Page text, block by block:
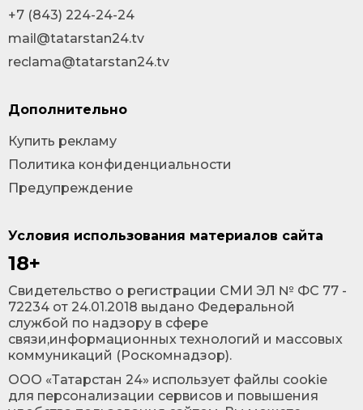
Условия использования материалов сайта
18+
Cвидетельство о регистрации СМИ ЭЛ № ФС 77 -
72234 от 24.01.2018 выдано Федеральной
службой по надзору в сфере
связи,информационных технологий и массовых
коммуникаций (Роскомнадзор).
ООО «Татарстан 24» использует файлы cookie
для персонализации сервисов и повышения
+7 (843) 224-24-24
mail@tatarstan24.tv
reclama@tatarstan24.tv
Дополнительно
Купить рекламу
Политика конфиденциальности
Предупреждение